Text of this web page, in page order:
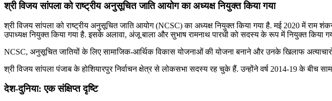
श्री विजय सांपला को राष्ट्रीय अनुसूचित जाति आयोग का अध्यक्ष नियुक्त किया गया
श्री विजय सांपला को राष्ट्रीय अनुसूचित जाति आयोग (NCSC) का अध्यक्ष नियुक्त किया गया है. मई 2020 में
उपाध्यक्ष नियुक्त किया गया है. इसके अलावा, अंजू बाला और सुभाष रामनाथ पारधी को सदस्य के रूप में नियुक्त किया
NCSC, अनुसूचित जातियों के लिए सामाजिक-आर्थिक विकास योजनाओं की योजना बनाने और उनके खिलाफ
श्री विजय सांपला पंजाब के होशियारपुर निर्वाचन क्षेत्र से लोकसभा सदस्य रह चुके हैं. उन्होंने वर्ष 2014-19 के बीच
देश-दुनिया: एक संक्षिप्त दृष्टि